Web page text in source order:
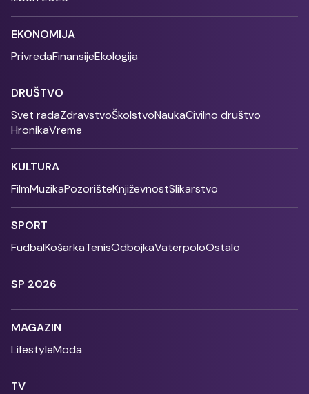
EKONOMIJA
PrivredaFinansijeEkologija
DRUŠTVO
Svet radaZdravstvoŠkolstvoNaukaCivilno društvo
HronikaVreme
KULTURA
FilmMuzikaPozorišteKnjiževnostSlikarstvo
SPORT
FudbalKošarkaTenisOdbojkaVaterpoloOstalo
SP 2026
MAGAZIN
LifestyleModa
TV